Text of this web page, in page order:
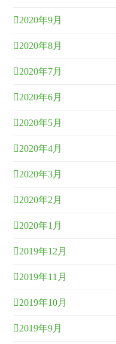
2020年9月
2020年8月
2020年7月
2020年6月
2020年5月
2020年4月
2020年3月
2020年2月
2020年1月
2019年12月
2019年11月
2019年10月
2019年9月